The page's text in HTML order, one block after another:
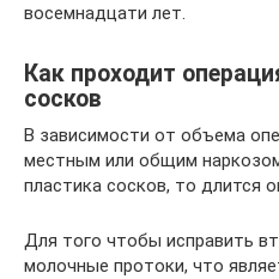
восемнадцати лет.
Как проходит
сосков
В зависимости от объема
местным или общим
пластика сосков, то длится
Для того чтобы исправить
молочные протоки, что